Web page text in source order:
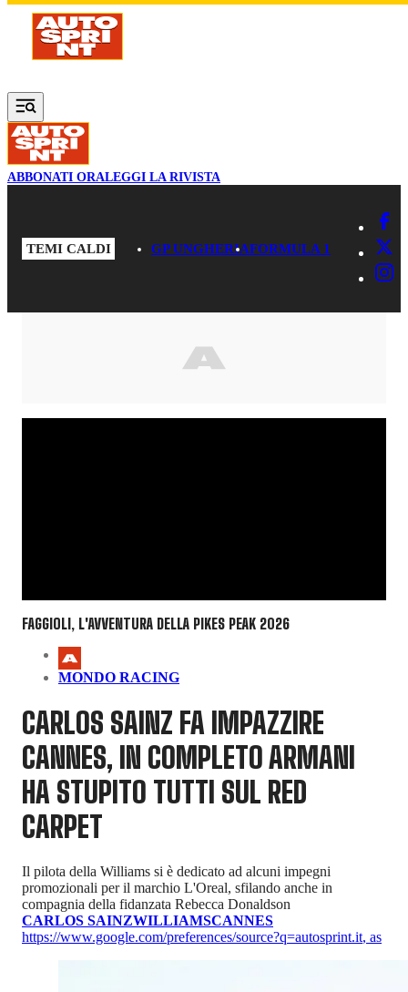
Vai al contenuto principale
ABBONATI ORALEGGI LA RIVISTA
TEMI CALDI GP UNGHERIAFORMULA 1
FAGGIOLI, L'AVVENTURA DELLA PIKES PEAK 2026
MONDO RACING
CARLOS SAINZ FA IMPAZZIRE
CANNES, IN COMPLETO ARMANI
HA STUPITO TUTTI SUL RED
CARPET
Il pilota della Williams si è dedicato ad alcuni impegni
promozionali per il marchio L'Oreal, sfilando anche in
compagnia della fidanzata Rebecca Donaldson
CARLOS SAINZWILLIAMSCANNES
https://www.google.com/preferences/source?q=autosprint.it, as